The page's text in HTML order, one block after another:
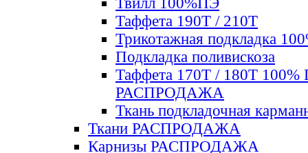
Таффета 190Т / 210Т
Трикотажная подкладка
Подкладка поливискоза
Таффета 170Т / 180Т 100%
РАСПРОДАЖА
Ткань подкладочная
Ткани РАСПРОДАЖА
Карнизы РАСПРОДАЖА